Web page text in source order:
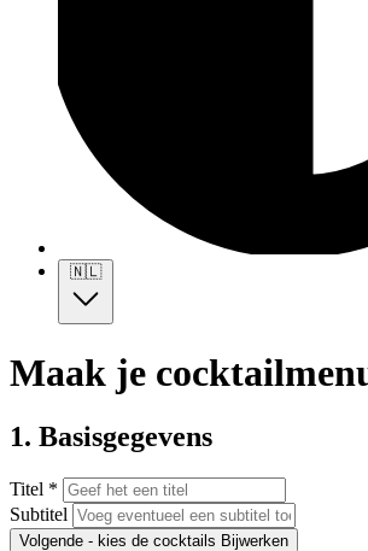
🇳🇱
Maak je
1. Basisgegevens
Titel *
Subtitel
Volgende - kies de cocktails Bijwerken